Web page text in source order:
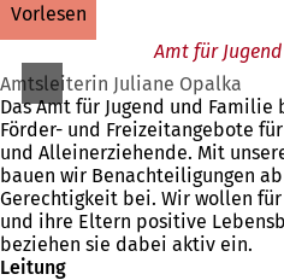
vorlesen
Amt für
Amtsleiterin Juliane Opalka
Das Amt für Jugend und
Förder- und Freizeitangebote
und Alleinerziehende. Mit
bauen wir Benachteiligungen
Gerechtigkeit bei. Wir wollen
und ihre Eltern positive
beziehen sie dabei aktiv ein.
Leitung